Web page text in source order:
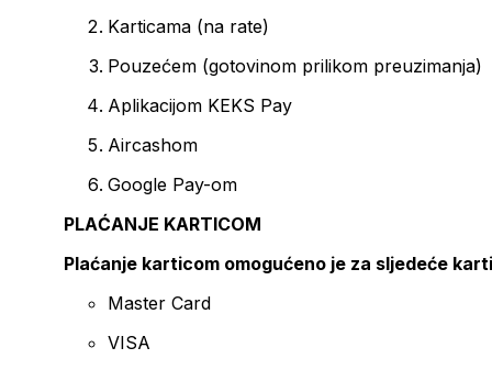
Karticama (na rate)
Pouzećem (gotovinom prilikom preuzimanja)
Aplikacijom KEKS Pay
Aircashom
Google Pay-om
PLAĆANJE KARTICOM
Plaćanje karticom omogućeno je za sljedeće
Master Card
VISA